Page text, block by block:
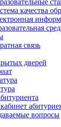
качества
связь
дверей
вопросы